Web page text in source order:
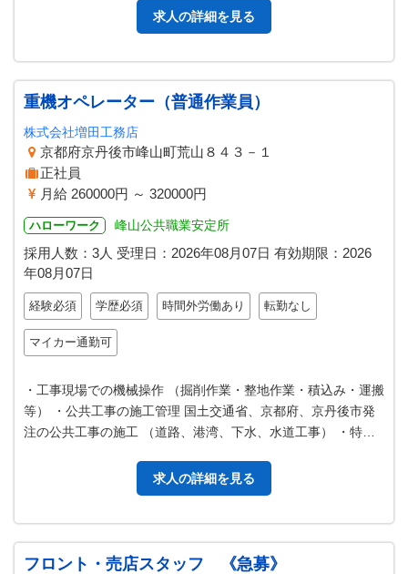
求人の詳細を見る
重機オペレーター（普通作業員）
株式会社増田工務店
京都府京丹後市峰山町荒山８４３－１
正社員
月給 260000円 ～ 320000円
ハローワーク 峰山公共職業安定所
採用人数：3人 受理日： 2026年08月07日 有効期限： 2026
年08月07日
経験必須 学歴必須 時間外労働あり 転勤なし
マイカー通勤可
・工事現場での機械操作 （掘削作業・整地作業・積込み・運搬
等） ・公共工事の施工管理 国土交通省、京都府、京丹後市発
注の公共工事の施工 （道路、港湾、下水、水道工事） ・特殊
求人の詳細を見る
フロント・売店スタッフ 《急募》